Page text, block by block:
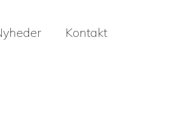
Kontakt